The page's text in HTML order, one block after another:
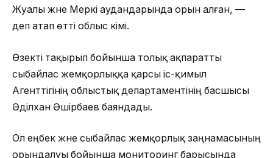
Жуалы және Меркі аудандарында орын алған, —
деп атап өтті облыс әкімі.
Өзекті тақырып бойынша толық ақпаратты
сыбайлас жемқорлыққа қарсы іс-қимыл
Агенттігінің облыстық департаментінің басшысы
Әділхан Әшірбаев баяндады.
Ол еңбек және сыбайлас жемқорлық заңнамасының
орындалуы бойынша мониторинг барысында